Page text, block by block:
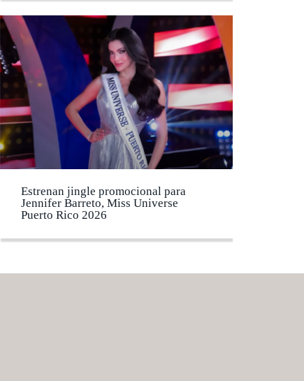
Estrenan jingle promocional para
Jennifer Barreto, Miss Universe
Puerto Rico 2026